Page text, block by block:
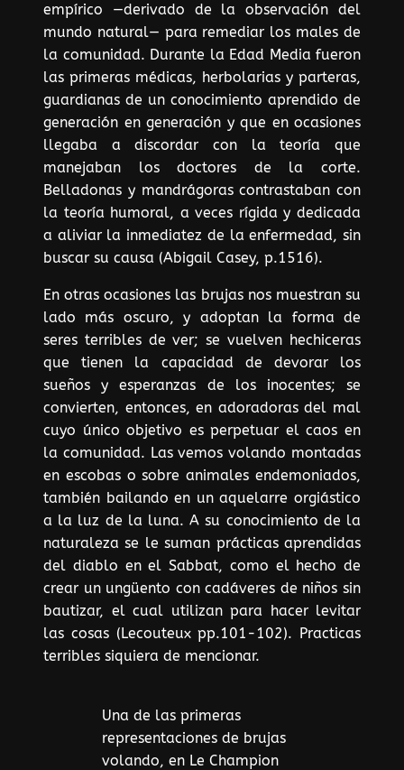
empírico —derivado de la observación del
mundo natural— para remediar los males de
la comunidad. Durante la Edad Media fueron
las primeras médicas, herbolarias y parteras,
guardianas de un conocimiento aprendido de
generación en generación y que en ocasiones
llegaba a discordar con la teoría que
manejaban los doctores de la corte.
Belladonas y mandrágoras contrastaban con
la teoría humoral, a veces rígida y dedicada
a aliviar la inmediatez de la enfermedad, sin
buscar su causa (Abigail Casey, p.1516).
En otras ocasiones las brujas nos muestran su
lado más oscuro, y adoptan la forma de
seres terribles de ver; se vuelven hechiceras
que tienen la capacidad de devorar los
sueños y esperanzas de los inocentes; se
convierten, entonces, en adoradoras del mal
cuyo único objetivo es perpetuar el caos en
la comunidad. Las vemos volando montadas
en escobas o sobre animales endemoniados,
también bailando en un aquelarre orgiástico
a la luz de la luna. A su conocimiento de la
naturaleza se le suman prácticas aprendidas
del diablo en el Sabbat, como el hecho de
crear un ungüento con cadáveres de niños sin
bautizar, el cual utilizan para hacer levitar
las cosas (Lecouteux pp.101-102). Practicas
terribles siquiera de mencionar.
Una de las primeras
representaciones de brujas
volando, en Le Champion